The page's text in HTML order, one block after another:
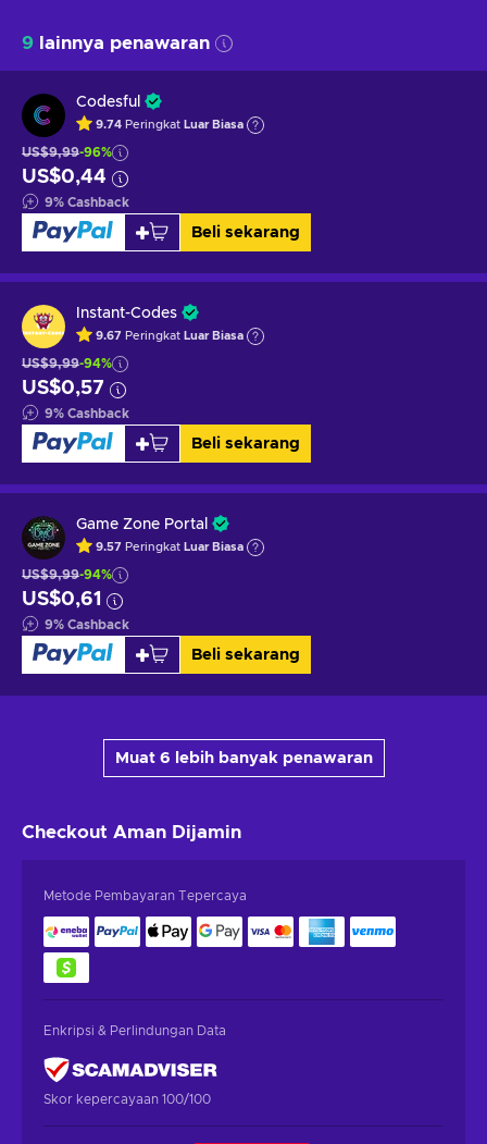
9 lainnya penawaran
Codesful
9.74 Peringkat Luar Biasa
US$9,99-96%
US$0,44
9% Cashback
Beli sekarang
Instant-Codes
9.67 Peringkat Luar Biasa
US$9,99-94%
US$0,57
9% Cashback
Beli sekarang
Game Zone Portal
9.57 Peringkat Luar Biasa
US$9,99-94%
US$0,61
9% Cashback
Beli sekarang
Muat 6 lebih banyak penawaran
Checkout Aman Dijamin
Metode Pembayaran Tepercaya
Enkripsi & Perlindungan Data
Skor kepercayaan 100/100